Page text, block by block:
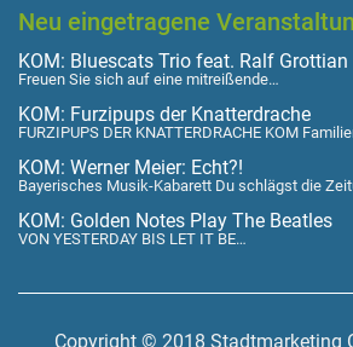
Neu eingetragene
KOM: Bluescats Trio feat. Ralf Grottian
Freuen Sie sich auf eine mitreißende…
KOM: Furzipups der Knatterdrache
FURZIPUPS DER KNATTERDRACHE KOM
KOM: Werner Meier: Echt?!
Bayerisches Musik-Kabarett Du schlägst die
KOM: Golden Notes Play The Beatles
VON YESTERDAY BIS LET IT BE…
Copyright © 2018 Stadtmarketing